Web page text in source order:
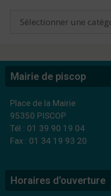
Mairie de piscop
Place de la Mairie
95350 PISCOP
Tél : 01 39 90 19 04
Fax : 01 34 19 93 20
Horaires d’ouverture